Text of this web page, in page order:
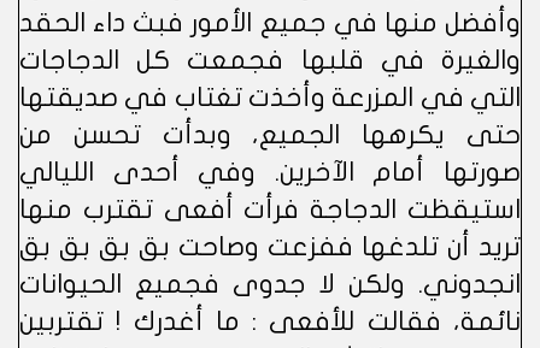
وأفضل منها في جميع الأمور فبث داء الحقد
والغيرة في قلبها فجمعت كل الدجاجات
التي في المزرعة وأخذت تغتاب في صديقتها
حتى يكرهها الجميع، وبدأت تحسن من
صورتها أمام الآخرين. وفي أحدى الليالي
استيقظت الدجاجة فرأت أفعى تقترب منها
تريد أن تلدغها ففزعت وصاحت بق بق بق بق
انجدوني. ولكن لا جدوى فجميع الحيوانات
نائمة، فقالت للأفعى : ما أغدرك ! تقتربين